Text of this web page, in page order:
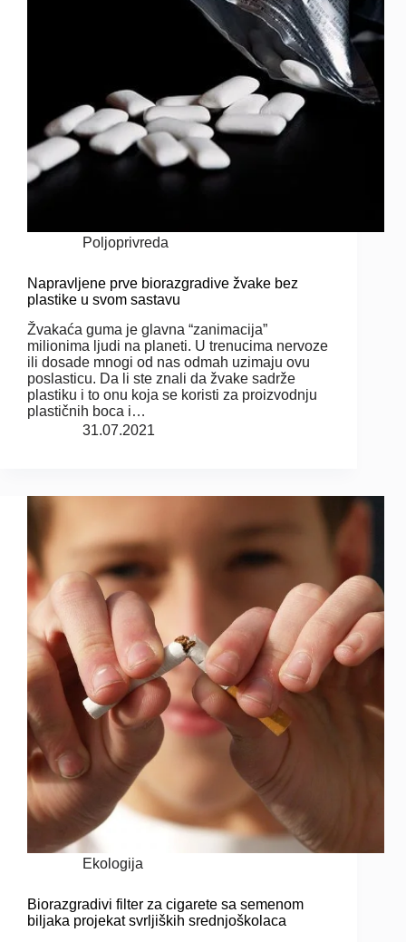
Poljoprivreda
Napravljene prve biorazgradive žvake bez
plastike u svom sastavu
Žvakaća guma je glavna “zanimacija”
milionima ljudi na planeti. U trenucima nervoze
ili dosade mnogi od nas odmah uzimaju ovu
poslasticu. Da li ste znali da žvake sadrže
plastiku i to onu koja se koristi za proizvodnju
plastičnih boca i…
31.07.2021
Ekologija
Biorazgradivi filter za cigarete sa semenom
biljaka projekat svrljiških srednjoškolaca